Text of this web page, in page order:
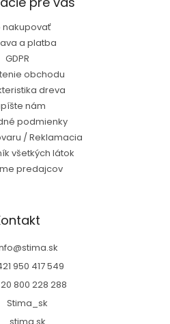
nakupovať
a platba
GDPR
obchodu
dreva
nám
podmienky
/ Reklamacia
všetkých látok
predajcov
@stima.sk
950 417 549
800 228 288
Stima_sk